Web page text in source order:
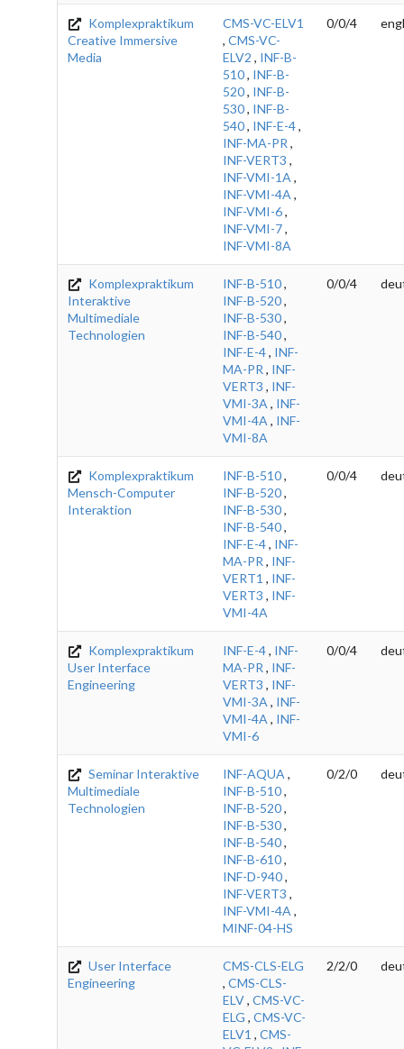
Komplexpraktikum
Creative Immersive
Media
CMS-VC-ELV1
, CMS-VC-
ELV2 , INF-B-
510, INF-B-
520, INF-B-
530, INF-B-
540, INF-E-4,
INF-MA-PR ,
INF-VERT3 ,
INF-VMI-1A ,
INF-VMI-4A ,
INF-VMI-6,
INF-VMI-7,
INF-VMI-8A
0/0/4
Komplexpraktikum
Interaktive
Multimediale
Technologien
INF-B-510,
INF-B-520,
INF-B-530,
INF-B-540,
INF-E-4, INF-
MA-PR , INF-
VERT3 , INF-
VMI-3A , INF-
VMI-4A , INF-
VMI-8A
0/0/4
Komplexpraktikum
Mensch-Computer
Interaktion
INF-B-510,
INF-B-520,
INF-B-530,
INF-B-540,
INF-E-4, INF-
MA-PR , INF-
VERT1 , INF-
VERT3 , INF-
VMI-4A
0/0/4
Komplexpraktikum
User Interface
Engineering
INF-E-4, INF-
MA-PR , INF-
VERT3 , INF-
VMI-3A , INF-
VMI-4A , INF-
VMI-6
0/0/4
Seminar Interaktive
Multimediale
Technologien
INF-AQUA ,
INF-B-510,
INF-B-520,
INF-B-530,
INF-B-540,
INF-B-610,
INF-D-940,
INF-VERT3 ,
INF-VMI-4A ,
MINF-04-HS
0/2/0
User Interface
Engineering
CMS-CLS-ELG
, CMS-CLS-
ELV, CMS-VC-
ELG , CMS-VC-
ELV1 , CMS-
2/2/0